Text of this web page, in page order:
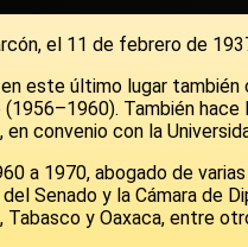
el 11 de febrero de
este último lugar
También
convenio con la
a 1970, abogado de
Senado y la Cámara de
y Oaxaca, entre